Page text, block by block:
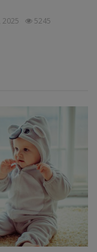
2025 5245